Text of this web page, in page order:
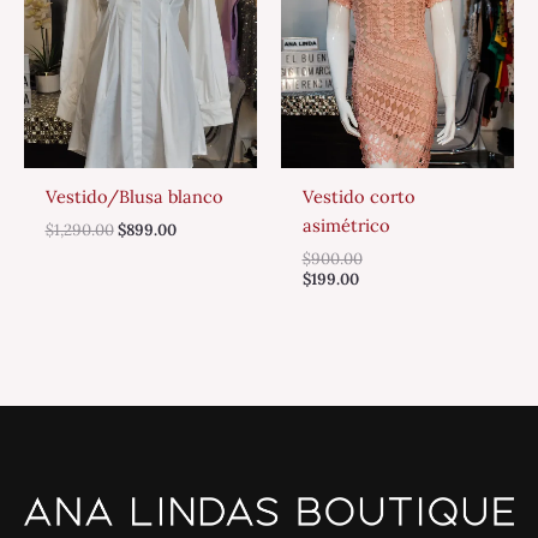
Vestido/Blusa blanco
$1,290.00 $899.00
Vestido corto
asimétrico
$900.00
$199.00